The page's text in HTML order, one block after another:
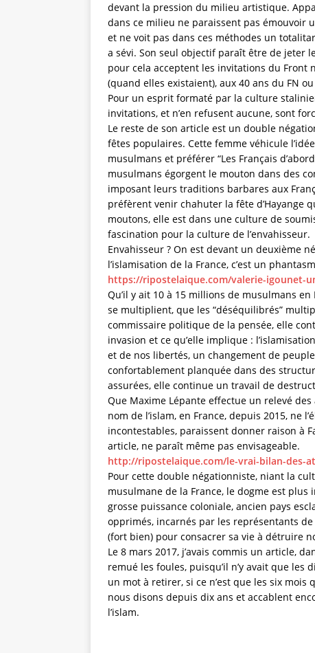
devant la pression du milieu artistique.
dans ce milieu ne paraissent pas émouvoir
et ne voit pas dans ces méthodes un
a sévi. Son seul objectif paraît être de jeter
pour cela acceptent les invitations du Front
(quand elles existaient), aux 40 ans du FN
Pour un esprit formaté par la culture
invitations, et n’en refusent aucune, sont
Le reste de son article est un double
fêtes populaires. Cette femme véhicule
musulmans et préférer “Les Français
musulmans égorgent le mouton dans des
imposant leurs traditions barbares aux
préfèrent venir chahuter la fête d’Hayange
moutons, elle est dans une culture de
fascination pour la culture de l’envahisseur.
Envahisseur ? On est devant un deuxième
l’islamisation de la France, c’est un
https://ripostelaique.com/valerie-igounet-
Qu’il y ait 10 à 15 millions de musulmans
se multiplient, que les “déséquilibrés”
commissaire politique de la pensée, elle
invasion et ce qu’elle implique :
et de nos libertés, un changement de
confortablement planquée dans des
assurées, elle continue un travail de
Que Maxime Lépante effectue un relevé
nom de l’islam, en France, depuis 2015, ne
incontestables, paraissent donner raison à
article, ne paraît même pas envisageable.
http://ripostelaique.com/le-vrai-bilan-des-
Pour cette double négationniste, niant la
musulmane de la France, le dogme est plus
grosse puissance coloniale, ancien pays
opprimés, incarnés par les représentants
(fort bien) pour consacrer sa vie à détruire
Le 8 mars 2017, j’avais commis un article,
remué les foules, puisqu’il n’y avait que les
un mot à retirer, si ce n’est que les six
nous disons depuis dix ans et accablent
l’islam.